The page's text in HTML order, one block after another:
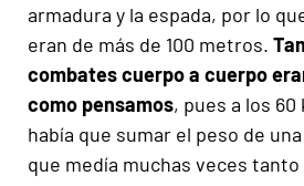
armadura y la espada, por lo
eran de más de 100 metros.
combates cuerpo a cuerpo
como pensamos, pues a los
había que sumar el peso de
que medía muchas veces